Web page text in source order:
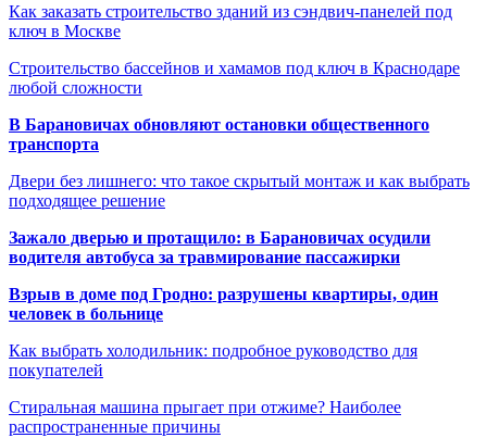
Как заказать строительство зданий из сэндвич-панелей под
ключ в Москве
Строительство бассейнов и хамамов под ключ в Краснодаре
любой сложности
В Барановичах обновляют остановки общественного
транспорта
Двери без лишнего: что такое скрытый монтаж и как выбрать
подходящее решение
Зажало дверью и протащило: в Барановичах осудили
водителя автобуса за травмирование пассажирки
Взрыв в доме под Гродно: разрушены квартиры, один
человек в больнице
Как выбрать холодильник: подробное руководство для
покупателей
Стиральная машина прыгает при отжиме? Наиболее
распространенные причины